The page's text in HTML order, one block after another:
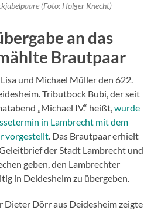
(Foto: Holger Knecht)
an das
Brautpaar
und Michael Müller den 622.
Tributbock Bubi, der seit
„Michael IV.“ heißt,wurde
in Lambrecht mit dem
vorgestellt . Das Brautpaar erhielt
der Stadt Lambrecht und
geben, den Lambrechter
in Deidesheim zu übergeben.
Dieter Dörr aus Deidesheim zeigte